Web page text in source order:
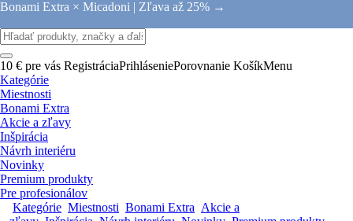
Bonami Extra × Micadoni | Zľava až 25% →
10 € pre vás RegistráciaPrihláseniePorovnanie KošíkMenu
Kategórie
Miestnosti
Bonami Extra
Akcie a zľavy
Inšpirácia
Návrh interiéru
Novinky
Premium produkty
Pre profesionálov
Kategórie Miestnosti Bonami Extra Akcie a